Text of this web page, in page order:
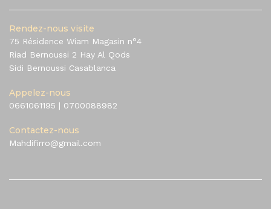
Rendez-nous visite
75 Résidence Wiam Magasin n°4
Riad Bernoussi 2 Hay Al Qods
Sidi Bernoussi Casablanca
Appelez-nous
0661061195 | 0700088982
Contactez-nous
Mahdifirro@gmail.com